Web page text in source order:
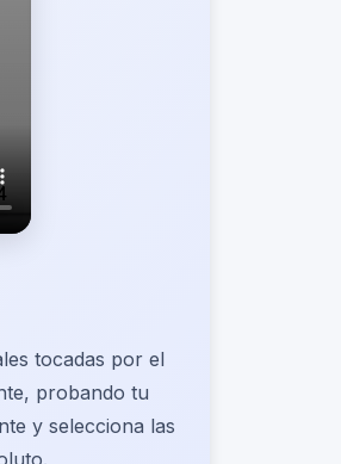
tocadas por el
probando tu
y selecciona las